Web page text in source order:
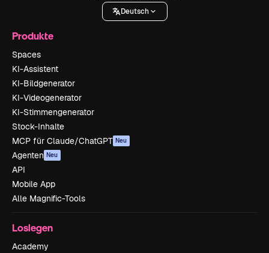
Deutsch
Produkte
Spaces
KI-Assistent
KI-Bildgenerator
KI-Videogenerator
KI-Stimmengenerator
Stock-Inhalte
MCP für Claude/ChatGPT Neu
Agenten Neu
API
Mobile App
Alle Magnific-Tools
Loslegen
Academy